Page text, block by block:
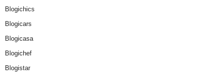
Blogichics
Blogicars
Blogicasa
Blogichef
Blogistar